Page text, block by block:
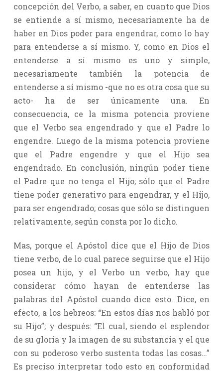
concepción del Verbo, a saber, en cuanto que Dios
se entiende a sí mismo, necesariamente ha de
haber en Dios poder para engendrar, como lo hay
para entenderse a sí mismo. Y, como en Dios el
entenderse a sí mismo es uno y simple,
necesariamente también la potencia de
entenderse a sí mismo -que no es otra cosa que su
acto- ha de ser únicamente una. En
consecuencia, ce la misma potencia proviene
que el Verbo sea engendrado y que el Padre lo
engendre. Luego de la misma potencia proviene
que el Padre engendre y que el Hijo sea
engendrado. En conclusión, ningún poder tiene
el Padre que no tenga el Hijo; sólo que el Padre
tiene poder generativo para engendrar, y el Hijo,
para ser engendrado; cosas que sólo se distinguen
relativamente, según consta por lo dicho.
Mas, porque el Apóstol dice que el Hijo de Dios
tiene verbo, de lo cual parece seguirse que el Hijo
posea un hijo, y el Verbo un verbo, hay que
considerar cómo hayan de entenderse las
palabras del Apóstol cuando dice esto. Dice, en
efecto, a los hebreos: “En estos días nos habló por
su Hijo”; y después: “El cual, siendo el esplendor
de su gloria y la imagen de su substancia y el que
con su poderoso verbo sustenta todas las cosas…”
Es preciso interpretar todo esto en conformidad